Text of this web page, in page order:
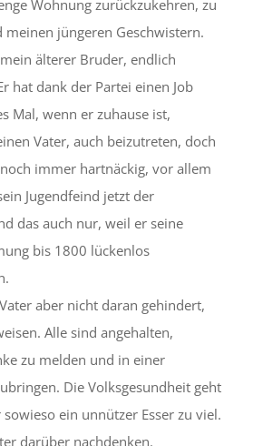
Wohnung zurückzukehren, zu
meinen jüngeren Geschwistern.
älterer Bruder, endlich
hat dank der Partei einen Job
Mal, wenn er zuhause ist,
Vater, auch beizutreten, doch
immer hartnäckig, vor allem
Jugendfeind jetzt der
das auch nur, weil er seine
bis 1800 lückenlos
aber nicht daran gehindert,
Alle sind angehalten,
zu melden und in einer
Die Volksgesundheit geht
ein unnützer Esser zu viel.
darüber nachdenken.